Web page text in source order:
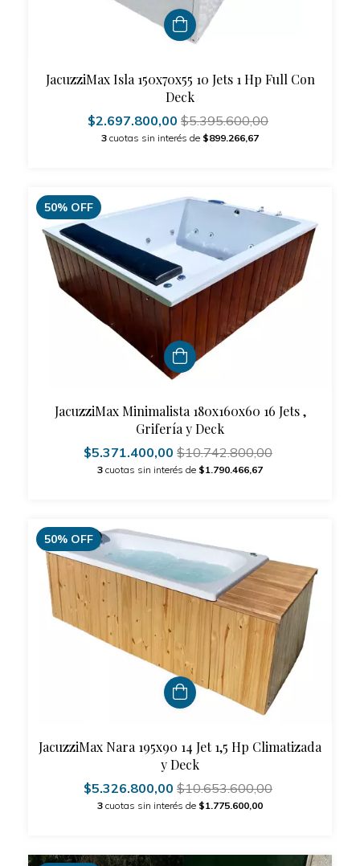
JacuzziMax Isla 150x70x55 10 Jets 1 Hp Full Con
Deck
$2.697.800,00 $5.395.600,00
3 cuotas sin interés de $899.266,67
50% OFF
JacuzziMax Minimalista 180x160x60 16 Jets ,
Grifería y Deck
$5.371.400,00 $10.742.800,00
3 cuotas sin interés de $1.790.466,67
50% OFF
JacuzziMax Nara 195x90 14 Jet 1,5 Hp Climatizada
y Deck
$5.326.800,00 $10.653.600,00
3 cuotas sin interés de $1.775.600,00